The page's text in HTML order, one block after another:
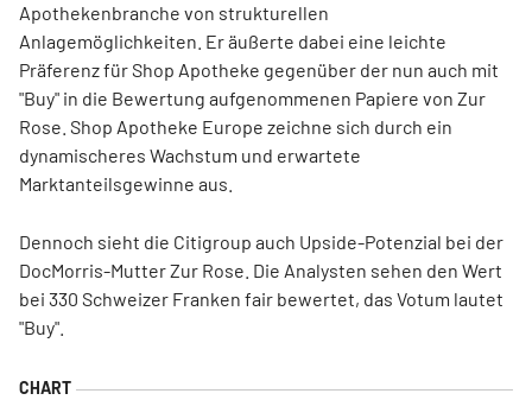
Apothekenbranche von strukturellen
Anlagemöglichkeiten. Er äußerte dabei eine leichte
Präferenz für Shop Apotheke gegenüber der nun auch mit
"Buy" in die Bewertung aufgenommenen Papiere von Zur
Rose. Shop Apotheke Europe zeichne sich durch ein
dynamischeres Wachstum und erwartete
Marktanteilsgewinne aus.
Dennoch sieht die Citigroup auch Upside-Potenzial bei der
DocMorris-Mutter Zur Rose. Die Analysten sehen den Wert
bei 330 Schweizer Franken fair bewertet, das Votum lautet
"Buy".